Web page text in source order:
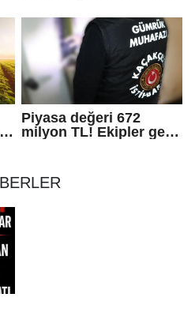
Piyasa değeri 672
milyon TL! Ekipler geçit